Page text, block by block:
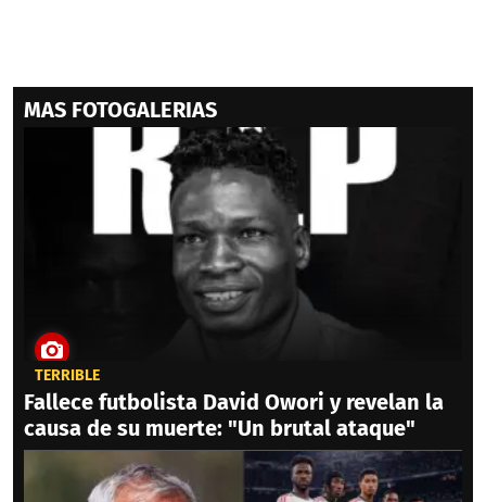
MAS FOTOGALERIAS
TERRIBLE
Fallece futbolista David Owori y revelan la
causa de su muerte: "Un brutal ataque"